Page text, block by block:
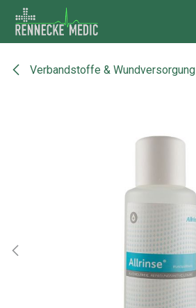
Zum Inhalt springen
Verbandstoffe & Wundversorgung